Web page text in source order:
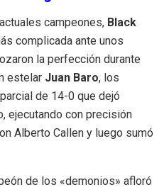
campeones, Black
complicada ante unos
la perfección durante
estelar Juan Baro, los
de 14-0 que dejó
ejecutando con precisión
Alberto Callen y luego sumó
de los «demonios» afloró